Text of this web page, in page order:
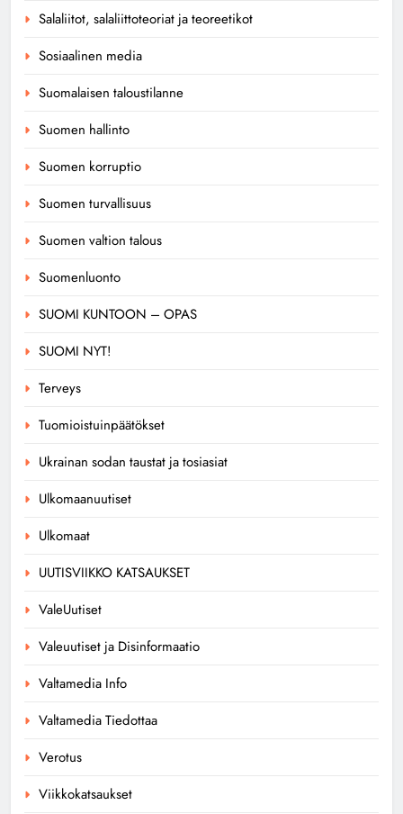
Salaliitot, salaliittoteoriat ja teoreetikot
Sosiaalinen media
Suomalaisen taloustilanne
Suomen hallinto
Suomen korruptio
Suomen turvallisuus
Suomen valtion talous
Suomenluonto
SUOMI KUNTOON – OPAS
SUOMI NYT!
Terveys
Tuomioistuinpäätökset
Ukrainan sodan taustat ja tosiasiat
Ulkomaanuutiset
Ulkomaat
UUTISVIIKKO KATSAUKSET
ValeUutiset
Valeuutiset ja Disinformaatio
Valtamedia Info
Valtamedia Tiedottaa
Verotus
Viikkokatsaukset